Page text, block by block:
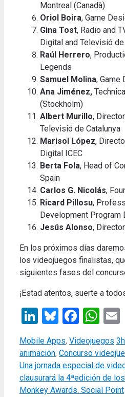
Montreal (Canadà)
Oriol Boira, Game
Gina Tost, Radio and
Digital and Televisió
Raúl Herrero,
Legends
Samuel Molina, Game
Ana Jiménez,
(Stockholm)
Albert Murillo,
Televisió de Catalunya
Marisol López,
Digital ICEC
Berta Fola, Head of
Spain
Carlos G. Nicolás,
Ricard Pillosu,
Development Program
Jesús Alonso,
En los próximos días
los videojuegos finalistas,
siguientes fases del
¡Estad atentos, suerte a
LinkedIn
Bluesky
Categories
Mobile Apps, Videojuegos
animación, Concurso
Una jornada especial de
clausurará la 4ªedición de
Monkey Awards. Social Point